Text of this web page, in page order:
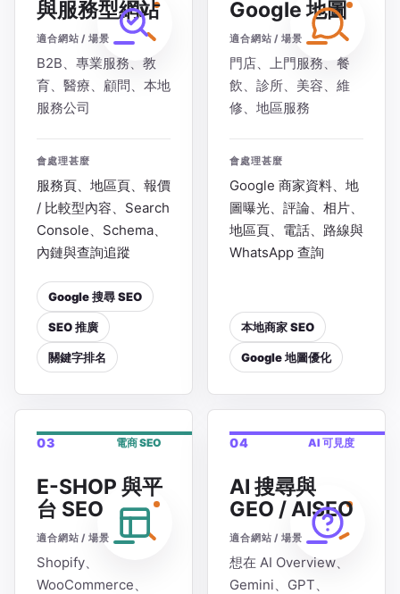
與服務型網站
適合網站 / 場景
B2B、專業服務、教
育、醫療、顧問、本地
服務公司
會處理甚麼
服務頁、地區頁、報價
/ 比較型內容、Search
Console、Schema、
內鏈與查詢追蹤
Google 搜尋 SEO
SEO 推廣
關鍵字排名
Google 地圖
適合網站 / 場景
門店、上門服務、餐
飲、診所、美容、維
修、地區服務
會處理甚麼
Google 商家資料、地
圖曝光、評論、相片、
地區頁、電話、路線與
WhatsApp 查詢
本地商家 SEO
Google 地圖優化
03 電商 SEO
E-SHOP 與平
台 SEO
適合網站 / 場景
Shopify、
WooCommerce、
04 AI 可見度
AI 搜尋與
GEO / AISEO
適合網站 / 場景
想在 AI Overview、
Gemini、GPT、